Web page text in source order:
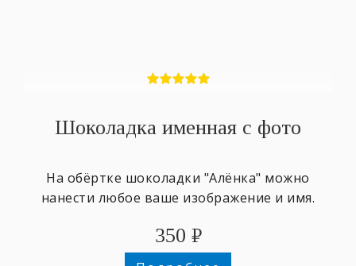
Шоколадка именная с фото
На обёртке шоколадки "Алёнка" можно
нанести любое ваше изображение и имя.
350 ₽